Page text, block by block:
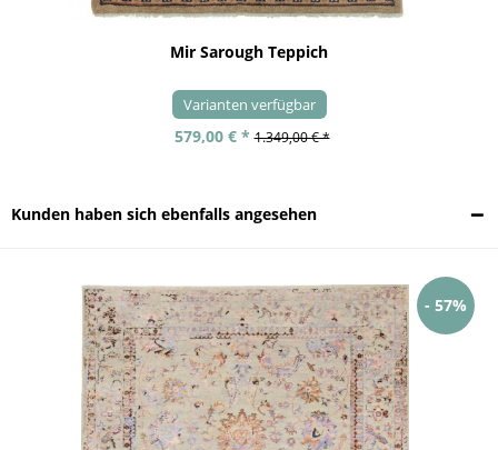
Mir Sarough Teppich
Varianten verfügbar
579,00 € * 1.349,00 € *
Kunden haben sich ebenfalls angesehen
- 57%